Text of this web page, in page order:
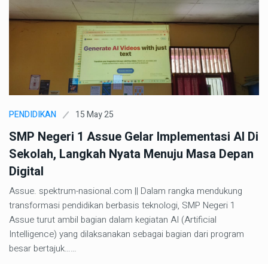
PENDIDIKAN 15 May 25
SMP Negeri 1 Assue Gelar Implementasi AI Di
Sekolah, Langkah Nyata Menuju Masa Depan
Digital
Assue. spektrum-nasional.com || Dalam rangka mendukung
transformasi pendidikan berbasis teknologi, SMP Negeri 1
Assue turut ambil bagian dalam kegiatan AI (Artificial
Intelligence) yang dilaksanakan sebagai bagian dari program
besar bertajuk……